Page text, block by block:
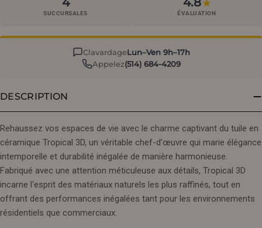
SUCCURSALES
★
ÉVALUATION
ClavardageLun–Ven 9h–17h
Appelez(514) 684-4209
DESCRIPTION
Rehaussez vos espaces de vie avec le charme captivant du tuile en
céramique Tropical 3D, un véritable chef-d'œuvre qui marie élégance
intemporelle et durabilité inégalée de manière harmonieuse.
Fabriqué avec une attention méticuleuse aux détails, Tropical 3D
incarne l'esprit des matériaux naturels les plus raffinés, tout en
offrant des performances inégalées tant pour les environnements
résidentiels que commerciaux.